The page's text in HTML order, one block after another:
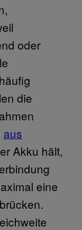
oder
die
aus
Akku hält,
eine